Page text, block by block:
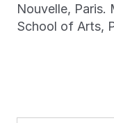
Nouvelle, Paris.
School of Arts,